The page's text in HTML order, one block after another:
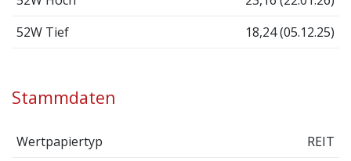
52W Tief
18,24 (05.12.25)
Stammdaten
Wertpapiertyp
REIT